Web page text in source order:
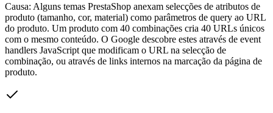
Causa: Alguns temas PrestaShop anexam selecções de atributos de
produto (tamanho, cor, material) como parâmetros de query ao URL
do produto. Um produto com 40 combinações cria 40 URLs únicos
com o mesmo conteúdo. O Google descobre estes através de event
handlers JavaScript que modificam o URL na selecção de
combinação, ou através de links internos na marcação da página de
produto.